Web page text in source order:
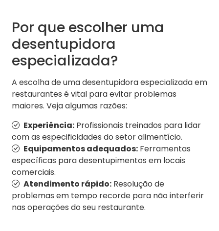
Por que escolher uma
desentupidora
especializada?
A escolha de uma desentupidora especializada em
restaurantes é vital para evitar problemas
maiores. Veja algumas razões:
Experiência: Profissionais treinados para lidar
com as especificidades do setor alimentício.
Equipamentos adequados: Ferramentas
específicas para desentupimentos em locais
comerciais.
Atendimento rápido: Resolução de
problemas em tempo recorde para não interferir
nas operações do seu restaurante.